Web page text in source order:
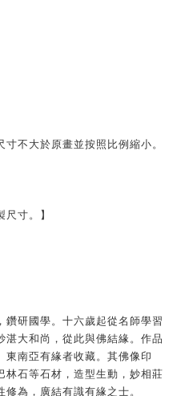
不大於原畫並按照比例縮小。
尺寸。】
鑽研國學。十六歲起從名師學習
湛大和尚，從此與佛結緣。作品
東南亞有緣者收藏。其佛像印
林石等石材，造型生動，妙相莊
為，廣結有識有緣之士。